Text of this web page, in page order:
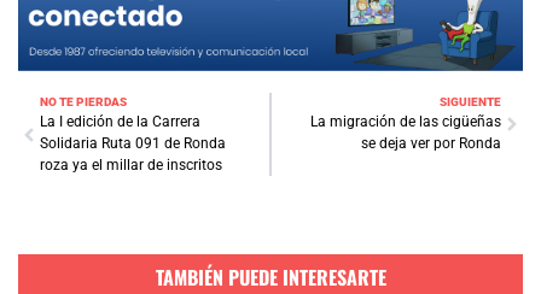
NO TE PIERDAS
La I edición de la Carrera
Solidaria Ruta 091 de Ronda
roza ya el millar de inscritos
SIGUIENTE
La migración de las cigüeñas
se deja ver por Ronda
TAMBIÉN PUEDE INTERESARTE